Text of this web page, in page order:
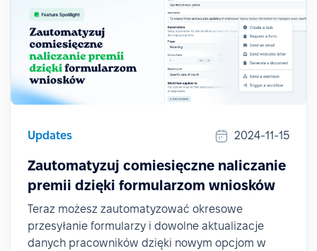
Updates 2024-11-15
Zautomatyzuj comiesięczne naliczanie
premii dzięki formularzom wniosków
Teraz możesz zautomatyzować okresowe
przesyłanie formularzy i dowolne aktualizacje
danych pracowników dzięki nowym opcjom w